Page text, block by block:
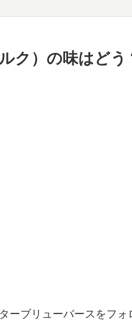
ク）の味はど
ーブリューバースをフォ